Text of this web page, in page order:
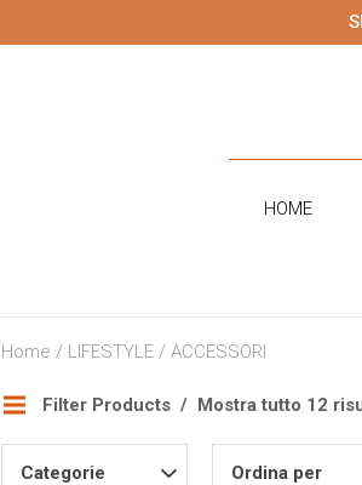
HOME
Home / LIFESTYLE / ACCESSORI
Filter Products Mostra tutto 12
Categorie Ordina per